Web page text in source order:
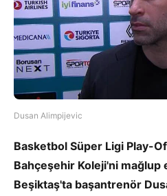
Dusan Alimpijevic
Basketbol Süper Ligi Play-
Bahçeşehir Koleji'ni
Beşiktaş'ta başantrenör